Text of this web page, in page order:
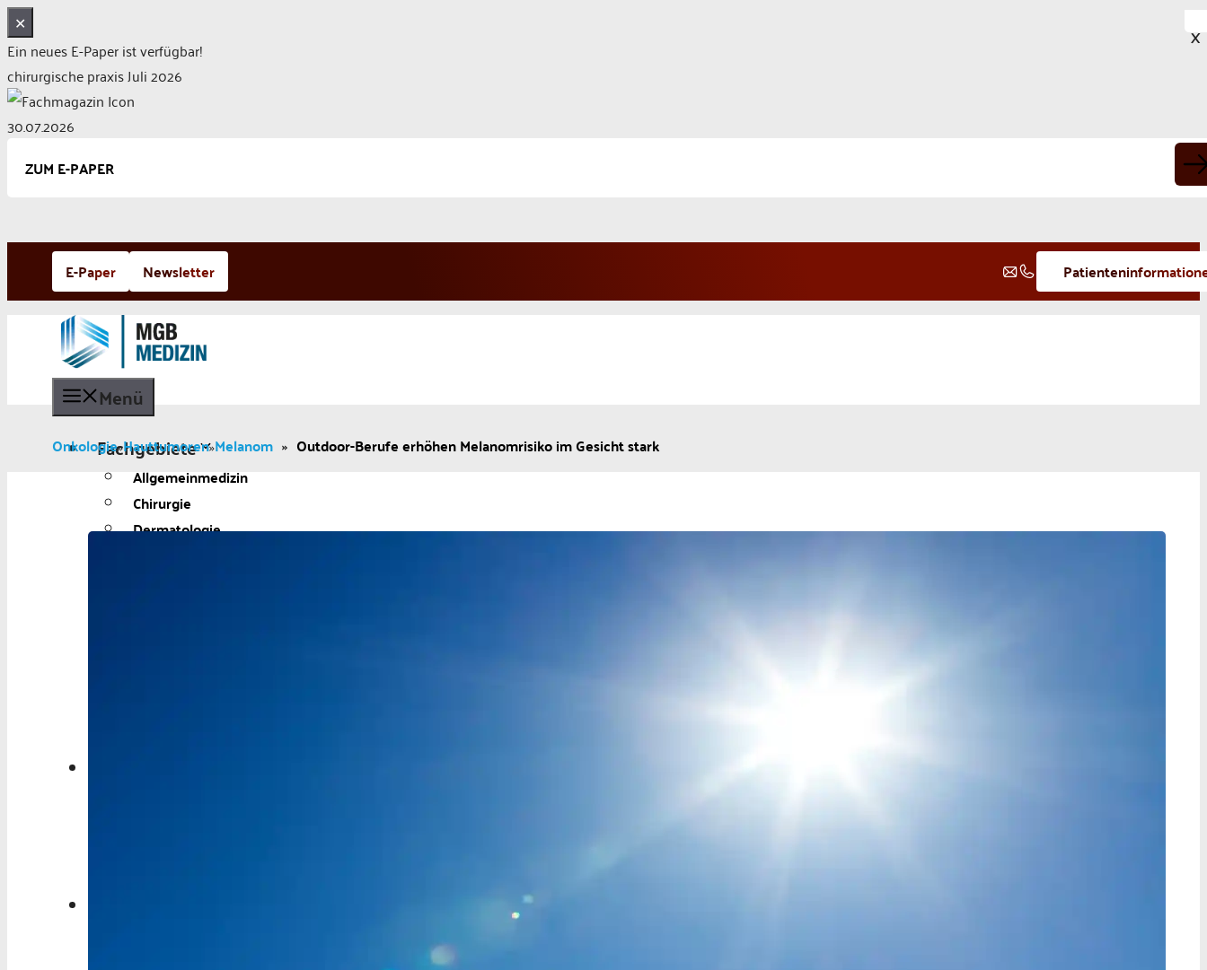
✕
Ein neues E-Paper ist verfügbar!
chirurgische praxis Juli 2026
30.07.2026
ZUM E-PAPER
springen
E-Paper Newsletter
Menü
Fachgebiete
Allgemeinmedizin
Chirurgie
Dermatologie
Onkologie»Hauttumoren»Melanom » Outdoor-Berufe erhöhen Melanomrisiko im Gesicht stark
X